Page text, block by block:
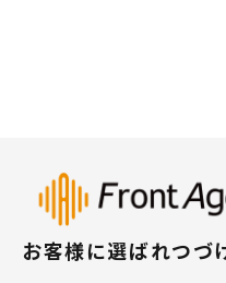
お客様に選ばれつづ